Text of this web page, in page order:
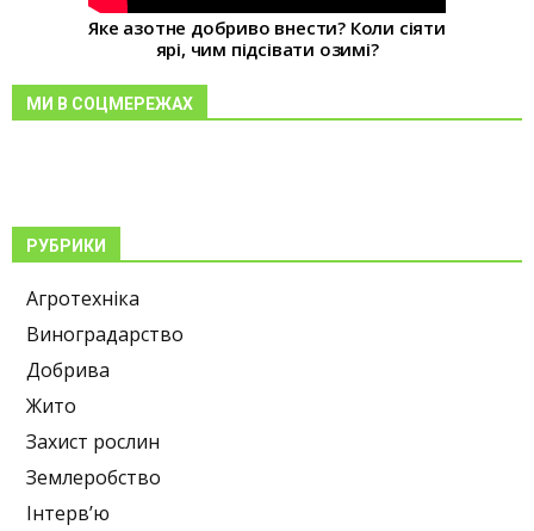
Яке азотне добриво внести? Коли сіяти
ярі, чим підсівати озимі?
МИ В СОЦМЕРЕЖАХ
РУБРИКИ
Агротехніка
Виноградарство
Добрива
Жито
Захист рослин
Землеробство
Інтерв’ю